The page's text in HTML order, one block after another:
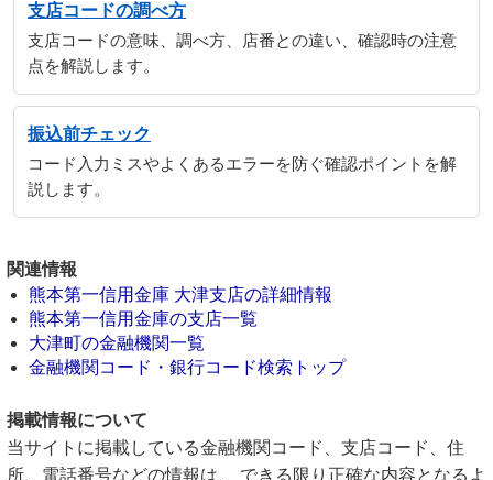
支店コードの調べ方
支店コードの意味、調べ方、店番との違い、確認時の注意
点を解説します。
振込前チェック
コード入力ミスやよくあるエラーを防ぐ確認ポイントを解
説します。
関連情報
熊本第一信用金庫 大津支店の詳細情報
熊本第一信用金庫の支店一覧
大津町の金融機関一覧
金融機関コード・銀行コード検索トップ
掲載情報について
当サイトに掲載している金融機関コード、支店コード、住
所、電話番号などの情報は、 できる限り正確な内容となるよ